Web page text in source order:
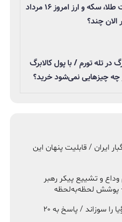
قیمت طلا، سکه و ارز امروز ۱۶ مرداد
الان چند؟
در تله تورم / با پول کالابرگ
چه چیزهایی نمی‌شود خرید؟
ایران / قابلیت پنهان این
و تشییع پیکر رهبر
پوشش لحظه‌به‌لحظه
ناو وینسنس ۲۹۱ رؤیا را سوزاند / پاسخ به ۲۰